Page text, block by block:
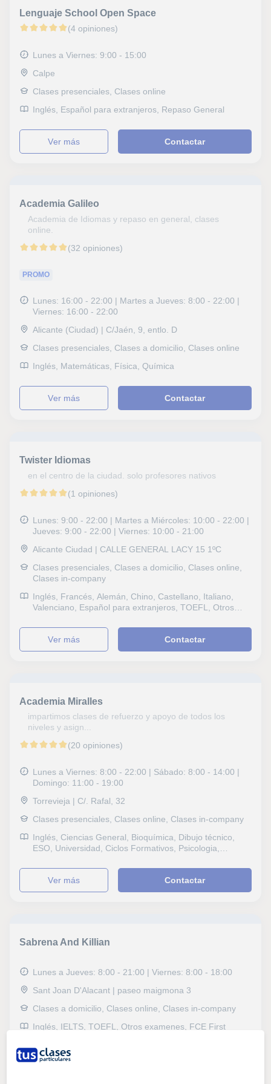
Repaso General, ESO, Bachillerato, Todos los cursos,
Primaria, Universidad, Ciclos Formativos, Geografía,
Economía, Contabilidad, Administración de empresas
Lenguaje School Open Space
(4 opiniones)
Lunes a Viernes: 9:00 - 15:00
Calpe
Clases presenciales, Clases online
Inglés, Español para extranjeros, Repaso General
ver más Contactar
Academia Galileo
Academia de Idiomas y repaso en general, clases
online.
(32 opiniones)
PROMO
Lunes: 16:00 - 22:00 | Martes a Jueves: 8:00 - 22:00 |
Viernes: 16:00 - 22:00
Alicante (Ciudad) | C/Jaén, 9, entlo. D
Clases presenciales, Clases a domicilio, Clases online
Inglés, Matemáticas, Física, Química
ver más Contactar
Twister Idiomas
en el centro de la ciudad. solo profesores nativos
(1 opiniones)
Lunes: 9:00 - 22:00 | Martes a Miércoles: 10:00 - 22:00 |
Jueves: 9:00 - 22:00 | Viernes: 10:00 - 21:00
Alicante Ciudad | CALLE GENERAL LACY 15 1ºC
Clases presenciales, Clases a domicilio, Clases online,
Clases in-company
Inglés, Francés, Alemán, Chino, Castellano, Italiano,
Valenciano, Español para extranjeros, TOEFL, Otros
Certificate in Advanced English, CPE Certificate
Proficiency in English, DELF, B1 PET
ver más Contactar
Academia Miralles
impartimos clases de refuerzo y apoyo de todos los
niveles y asign...
(20 opiniones)
Lunes a Viernes: 8:00 - 22:00 | Sábado: 8:00 - 14:00 |
Domingo: 11:00 - 19:00
Torrevieja | C/. Rafal, 32
Clases presenciales, Clases online, Clases in-company
Inglés, Ciencias General, Bioquímica, Dibujo técnico,
ESO, Universidad, Ciclos Formativos, Psicologia,
ver más Contactar
Sabrena And Killian
Lunes a Jueves: 8:00 - 21:00 | Viernes: 8:00 - 18:00
Sant Joan D'Alacant | paseo maigmona 3
Clases a domicilio, Clases online, Clases in-company
Inglés, IELTS, TOEFL, Otros examenes, FCE First
English, CPE Certificate Proficiency in English, Técnicas
de estudio